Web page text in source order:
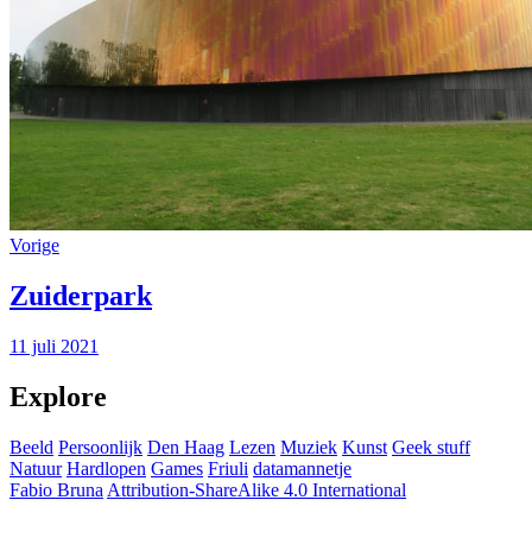
Vorige
Zuiderpark
11 juli 2021
Explore
Beeld Persoonlijk Den Haag Lezen Muziek Kunst Geek stuff
Natuur Hardlopen Games Friuli datamannetje
Fabio Bruna Attribution-ShareAlike 4.0 International